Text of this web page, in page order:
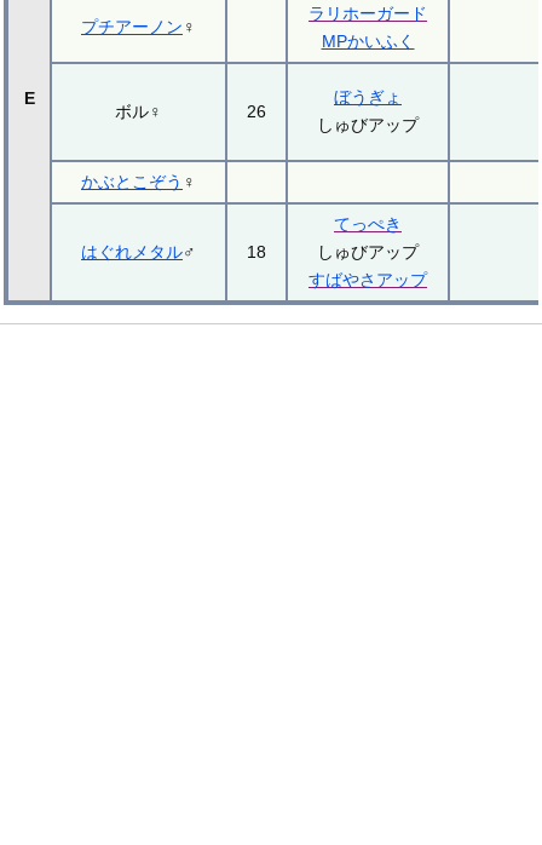
E
プチアーノン ♀
ラリホーガード
MPかいふく
ボル♀ 26
ぼうぎょ
しゅびアップ
かぶとこぞう ♀
はぐれメタル♂ 18
てっぺき
しゅびアップ
すばやさアップ